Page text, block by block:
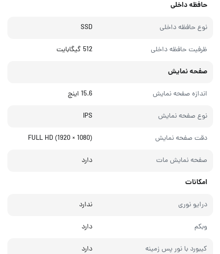
حافظه داخلی
نوع حافظه داخلی SSD
ظرفیت حافظه داخلی 512 گیگابایت
صفحه نمایش
اندازه صفحه نمایش 15.6 اینچ
نوع صفحه نمایش IPS
دقت صفحه نمایش FULL HD (1920 × 1080)
صفحه نمایش مات دارد
امکانات
درایو نوری ندارد
وبکم دارد
کیبورد با نور پس زمینه دارد